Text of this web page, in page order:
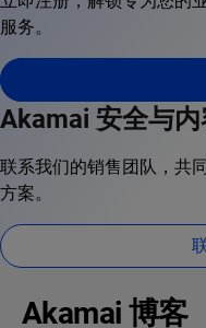
服务。
Akamai 安全与
联系我们的销售团队，共
方案。
Akamai 博客